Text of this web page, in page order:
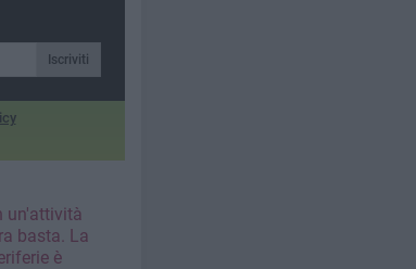
Iscriviti
un'attività
basta. La
è